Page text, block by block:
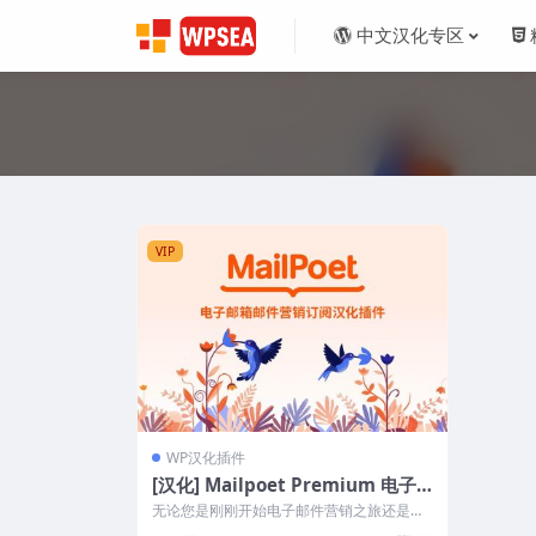
中文汉化专区
VIP
WP汉化插件
[汉化] Mailpoet Premium 电子
邮箱邮件营销订阅插件 v3.93.0
无论您是刚刚开始电子邮件营销之旅还是经